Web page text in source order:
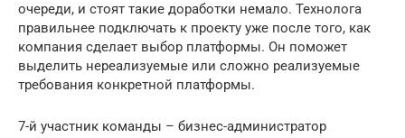
очереди, и стоят такие доработки немало. Технолога
правильнее подключать к проекту уже после того, как
компания сделает выбор платформы. Он поможет
выделить нереализуемые или сложно реализуемые
требования конкретной платформы.
7-й участник команды – бизнес-администратор